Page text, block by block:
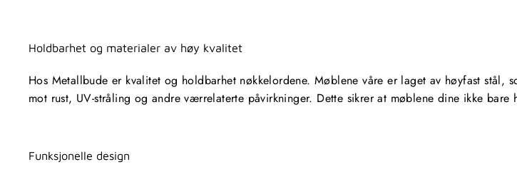
Holdbarhet og materialer av høy kvalitet
Hos Metallbude er kvalitet og holdbarhet nøkkelordene. Møblene våre er laget av høyfast stål,
mot rust, UV-stråling og andre værrelaterte påvirkninger. Dette sikrer at møblene dine ikke
Funksjonelle design